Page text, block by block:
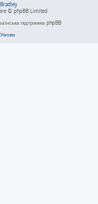
© phpBB Limited
підтримка phpBB
Умови